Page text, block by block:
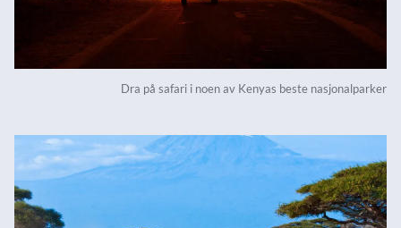
Dra på safari i noen av Kenyas beste nasjonalparker